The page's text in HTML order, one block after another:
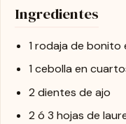
Ingredientes
1 rodaja de bonito
1 cebolla en
2 dientes de ajo
2 ó 3 hojas de